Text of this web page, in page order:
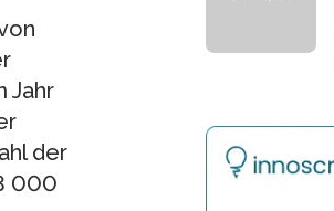
Jahr
der
000